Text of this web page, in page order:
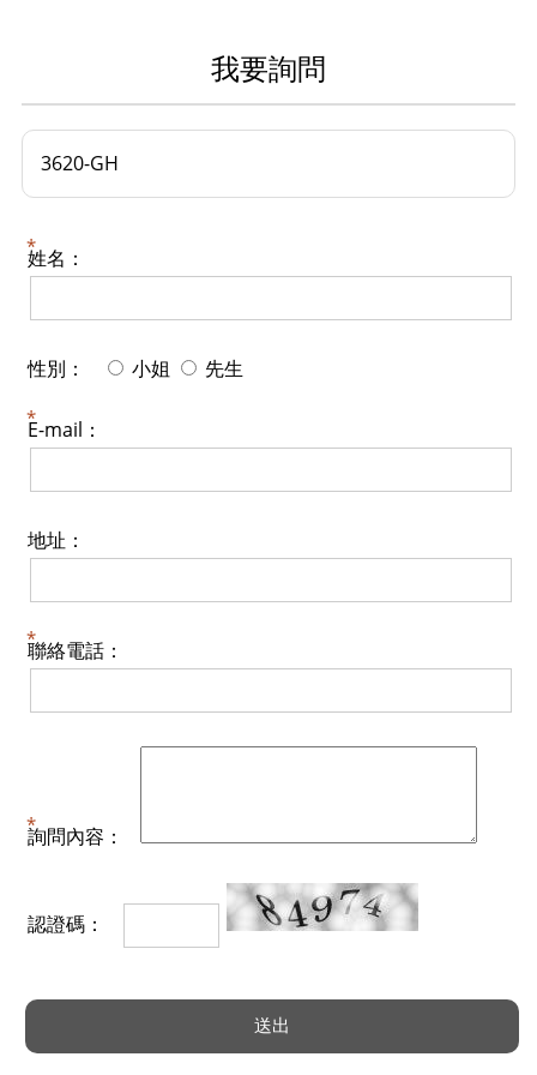
我要詢問
3620-GH
姓名：
性別： 小姐 先生
E-mail：
地址：
聯絡電話：
詢問內容：
認證碼：